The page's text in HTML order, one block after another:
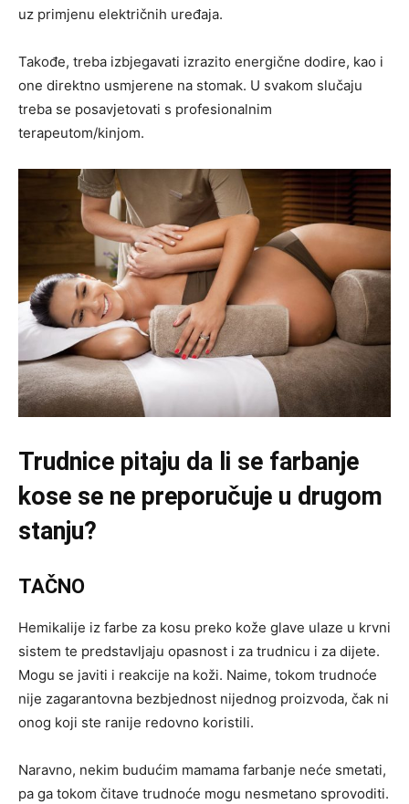
uz primjenu električnih uređaja.
Takođe, treba izbjegavati izrazito energične dodire, kao i
one direktno usmjerene na stomak. U svakom slučaju
treba se posavjetovati s profesionalnim
terapeutom/kinjom.
Trudnice pitaju da li se farbanje
kose se ne preporučuje u drugom
stanju?
TAČNO
Hemikalije iz farbe za kosu preko kože glave ulaze u krvni
sistem te predstavljaju opasnost i za trudnicu i za dijete.
Mogu se javiti i reakcije na koži. Naime, tokom trudnoće
nije zagarantovna bezbjednost nijednog proizvoda, čak ni
onog koji ste ranije redovno koristili.
Naravno, nekim budućim mamama farbanje neće smetati,
pa ga tokom čitave trudnoće mogu nesmetano sprovoditi.